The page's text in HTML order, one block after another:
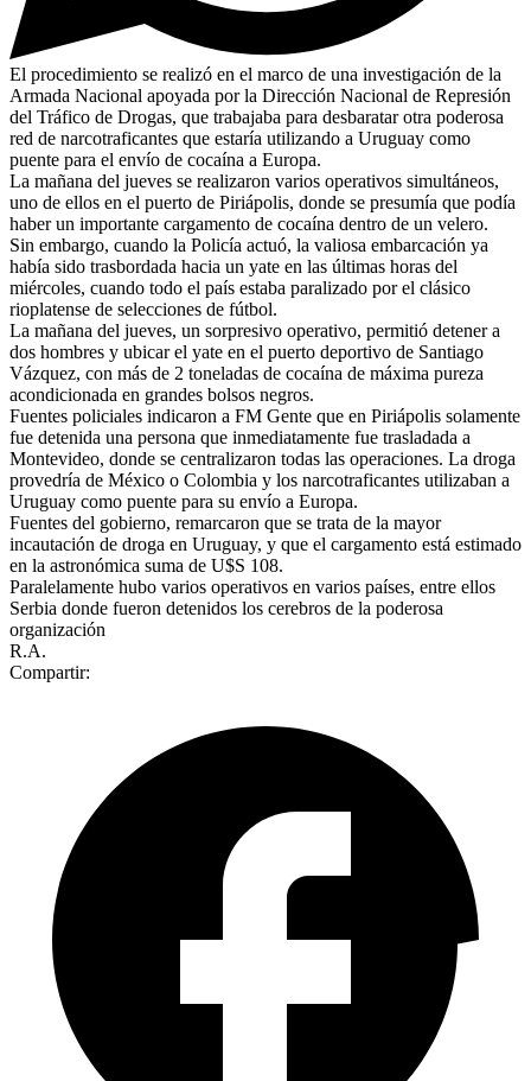
El procedimiento se realizó en el marco de una investigación de la
Armada Nacional apoyada por la Dirección Nacional de Represión
del Tráfico de Drogas, que trabajaba para desbaratar otra poderosa
red de narcotraficantes que estaría utilizando a Uruguay como
puente para el envío de cocaína a Europa.
La mañana del jueves se realizaron varios operativos simultáneos,
uno de ellos en el puerto de Piriápolis, donde se presumía que podía
haber un importante cargamento de cocaína dentro de un velero.
Sin embargo, cuando la Policía actuó, la valiosa embarcación ya
había sido trasbordada hacia un yate en las últimas horas del
miércoles, cuando todo el país estaba paralizado por el clásico
rioplatense de selecciones de fútbol.
La mañana del jueves, un sorpresivo operativo, permitió detener a
dos hombres y ubicar el yate en el puerto deportivo de Santiago
Vázquez, con más de 2 toneladas de cocaína de máxima pureza
acondicionada en grandes bolsos negros.
Fuentes policiales indicaron a FM Gente que en Piriápolis solamente
fue detenida una persona que inmediatamente fue trasladada a
Montevideo, donde se centralizaron todas las operaciones. La droga
provedría de México o Colombia y los narcotraficantes utilizaban a
Uruguay como puente para su envío a Europa.
Fuentes del gobierno, remarcaron que se trata de la mayor
incautación de droga en Uruguay, y que el cargamento está estimado
en la astronómica suma de U$S 108.
Paralelamente hubo varios operativos en varios países, entre ellos
Serbia donde fueron detenidos los cerebros de la poderosa
organización
R.A.
Compartir: